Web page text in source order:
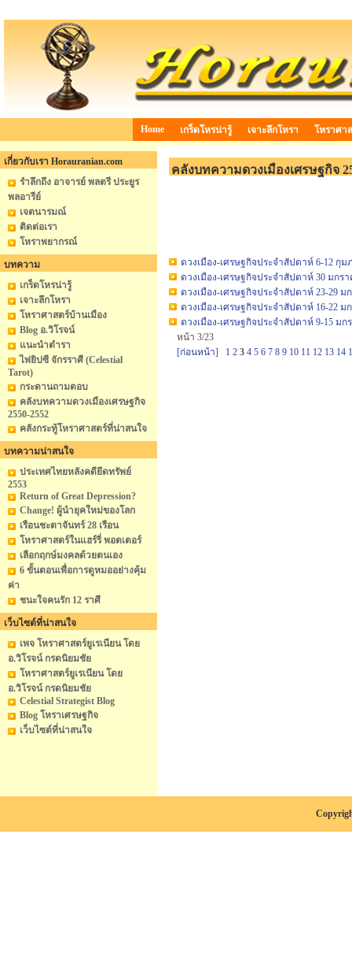
Home เกร็ดโหรน่ารู้ เจาะลึกโหรา โหราศา
เกี่ยวกับเรา Horauranian.com
รำลึกถึง อาจารย์ พลตรี ประยูร
พลอารีย์
เจตนารมณ์
ติดต่อเรา
โหราพยากรณ์
บทความ
เกร็ดโหรน่ารู้
เจาะลึกโหรา
โหราศาสตร์บ้านเมือง
Blog อ.วิโรจน์
แนะนำตำรา
ไพ่ยิปซี จักรราศี (Celestial
Tarot)
กระดานถามตอบ
คลังบทความดวงเมืองเศรษฐกิจ
2550-2552
คลังกระทู้โหราศาสตร์ที่น่าสนใจ
บทความน่าสนใจ
ประเทศไทยหลังคดียึดทรัพย์
2553
Return of Great Depression?
Change! ผู้นำยุคใหม่ของโลก
เรือนชะตาจันทร์ 28 เรือน
โหราศาสตร์ในแฮร์รี่ พอตเตอร์
เลือกฤกษ์มงคลด้วยตนเอง
6 ขั้นตอนเพื่อการดูหมออย่างคุ้ม
ค่า
ชนะใจคนรัก 12 ราศี
เว็บไซต์ที่น่าสนใจ
เพจ โหราศาสตร์ยูเรเนียน โดย
อ.วิโรจน์ กรดนิยมชัย
โหราศาสตร์ยูเรเนียน โดย
อ.วิโรจน์ กรดนิยมชัย
Celestial Strategist Blog
Blog โหราเศรษฐกิจ
เว็บไซต์ที่น่าสนใจ
คลังบทความดวงเมืองเศรษฐกิจ
ดวงเมือง-เศรษฐกิจประจำสัปดาห์ 6-12 กุม
ดวงเมือง-เศรษฐกิจประจำสัปดาห์ 30 มกร
ดวงเมือง-เศรษฐกิจประจำสัปดาห์ 23-29 ม
ดวงเมือง-เศรษฐกิจประจำสัปดาห์ 16-22 ม
ดวงเมือง-เศรษฐกิจประจำสัปดาห์ 9-15 มก
หน้า 3/23
[ก่อนหน้า]
1 2 3 4 5 6 7 8 9 10 11 12 13 14